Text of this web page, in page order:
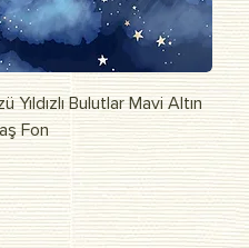
просмотр
Yıldızlı Bulutlar Mavi Altın
Fon